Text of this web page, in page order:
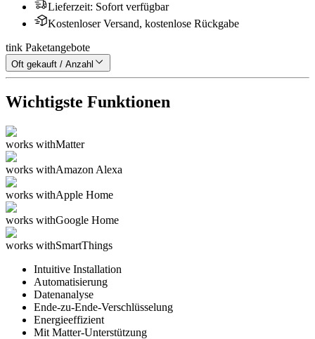
Lieferzeit: Sofort verfügbar
Kostenloser Versand, kostenlose Rückgabe
tink Paketangebote
Oft gekauft / Anzahl
Wichtigste Funktionen
works withMatter
works withAmazon Alexa
works withApple Home
works withGoogle Home
works withSmartThings
Intuitive Installation
Automatisierung
Datenanalyse
Ende-zu-Ende-Verschlüsselung
Energieeffizient
Mit Matter-Unterstützung